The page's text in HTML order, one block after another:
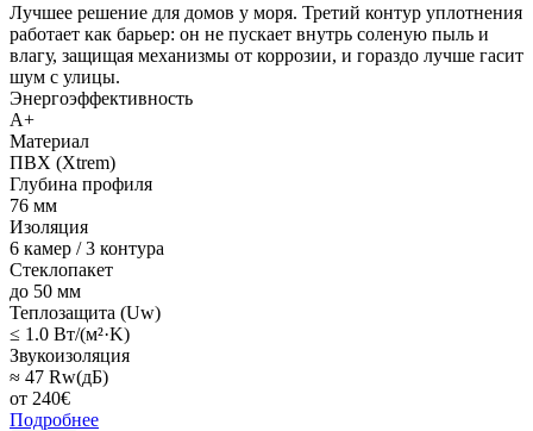
Лучшее решение для домов у моря. Третий контур уплотнения
работает как барьер: он не пускает внутрь соленую пыль и
влагу, защищая механизмы от коррозии, и гораздо лучше гасит
шум с улицы.
Энергоэффективность
A+
Материал
ПВХ (Xtrem)
Глубина профиля
76 мм
Изоляция
6 камер / 3 контура
Стеклопакет
до 50 мм
Теплозащита (Uw)
≤ 1.0 Вт/(м²·K)
Звукоизоляция
≈ 47 Rw(дБ)
от 240€
Подробнее